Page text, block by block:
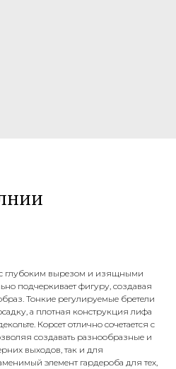
с глубоким вырезом и изящными
подчеркивает фигуру, создавая
Тонкие регулируемые бретели
а плотная конструкция лифа
Корсет отлично сочетается с
создавать разнообразные и
выходов, так и для
элемент гардероба для тех,